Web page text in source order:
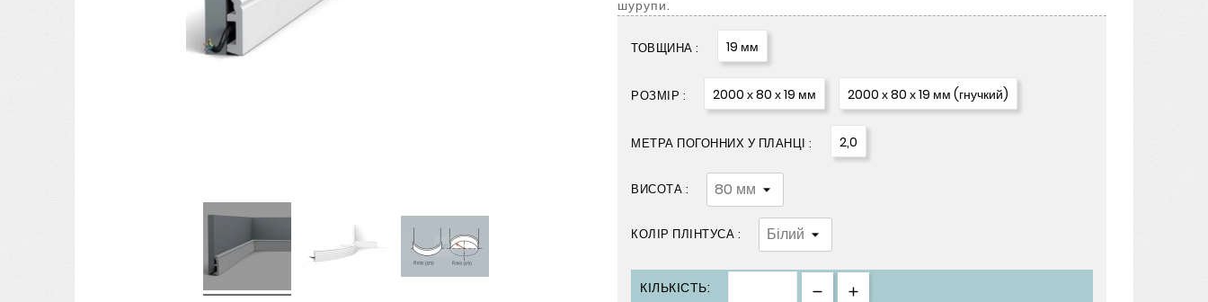
шурупи.
ТОВЩИНА : 19 мм
РОЗМІР : 2000 х 80 х 19 мм 2000 х 80 х 19 мм (гнучкий)
МЕТРА ПОГОННИХ У ПЛАНЦІ : 2,0
ВИСОТА :
КОЛІР ПЛІНТУСА :
КІЛЬКІСТЬ: